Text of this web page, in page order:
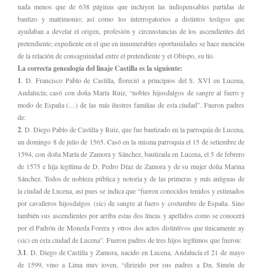
nada menos que de 638 páginas que incluyen las indispensables partidas de
bautizo y matrimonio; así como los interrogatorios a distintos testigos que
ayudaban a develar el origen, profesión y circunstancias de los ascendientes del
pretendiente; expediente en el que en innumerables oportunidades se hace mención
de la relación de consaguinidad entre el pretendiente y el Obispo, su tío.
La correcta genealogía del linaje Castilla es la siguiente:
1. D. Francisco Pablo de Castilla, floreció a principios del S. XVI en Lucena,
Andalucía; casó con doña María Ruiz, “nobles hijosdalgos de sangre al fuero y
modo de España (…) de las más ilustres familias de esta ciudad”. Fueron padres
de:
2. D. Diego Pablo de Castilla y Ruiz, que fue bautizado en la parroquia de Lucena,
un domingo 8 de julio de 1565. Casó en la misma parroquia el 15 de setiembre de
1594, con doña María de Zamora y Sánchez, bautizada en Lucena, el 5 de febrero
de 1575 e hija legítima de D. Pedro Díaz de Zamora y de su mujer doña Marina
Sánchez. Todos de nobleza pública y notoria y de las primeras y más antiguas de
la ciudad de Lucena, así pues se indica que “fueron conocidos tenidos y estimados
por cavalleros hijosdalgos (sic) de sangre al fuero y costumbre de España. Sino
también sus ascendientes por arriba estas dos líneas y apellidos como se conocerá
por el Padrón de Moneda Forera y otros dos actos distintivos que únicamente ay
(sic) en esta ciudad de Lucena”. Fueron padres de tres hijos legítimos que fueron:
3.1. D. Diego de Castilla y Zamora, nacido en Lucena, Andalucía el 21 de mayo
de 1599, vino a Lima muy joven, “dirigido por sus padres a Dn. Simón de